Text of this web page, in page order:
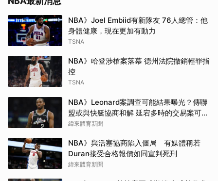
NBA》Joel Embiid有新隊友 76人總管：他
身體健康，現在更加有動力
TSNA
NBA》哈登涉槍案落幕 德州法院撤銷輕罪指
控
TSNA
NBA》Leonard案調查可能結果曝光？傳聯
盟或與快艇協商和解 延宕多時的交易案可望
於開季前成行
緯來體育新聞
NBA》與活塞協商陷入僵局 有媒體稱若
Duran接受合格報價如同宣判死刑
緯來體育新聞